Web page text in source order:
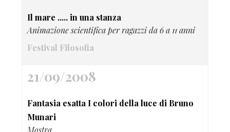
Il mare ..... in una stanza
Animazione scientifica per ragazzi da 6 a 11 anni
Festival Filosofia
21/09/2008
Fantasia esatta I colori della luce di Bruno
Munari
Mostra